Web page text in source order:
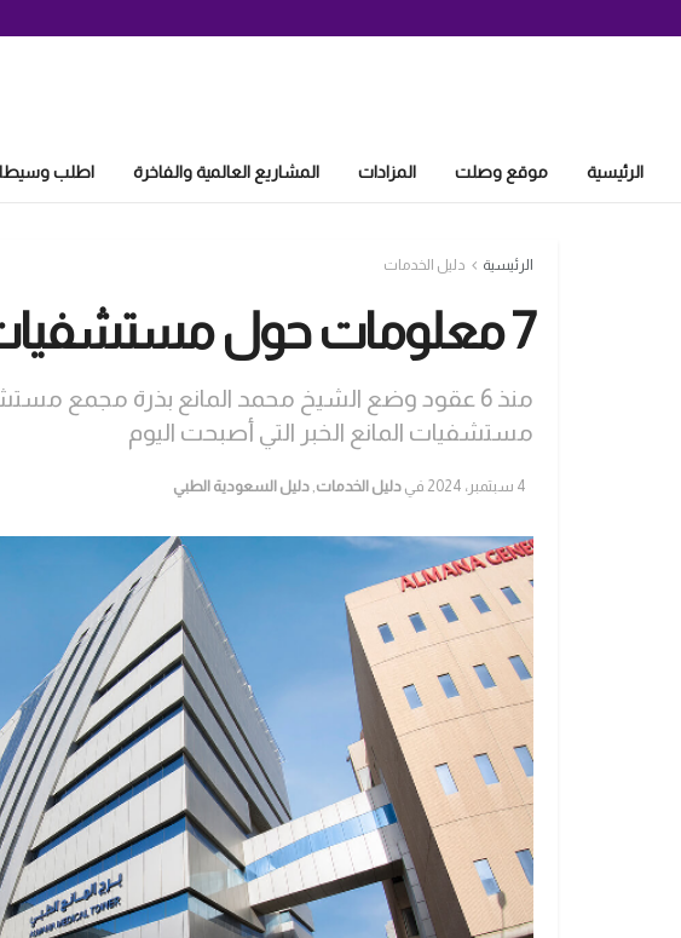
الرئيسية موقع وصلت المزادات المشاريع العالمية والفاخرة اطلب
الرئيسية دليل الخدمات
7 معلومات حول مستشفيات المانع الخبر
منذ 6 عقود وضع الشيخ محمد المانع بذرة مجمع
مستشفيات المانع الخبر التي أصبحت اليوم
4 سبتمبر، 2024 في دليل الخدمات دليل السعودية الطبي